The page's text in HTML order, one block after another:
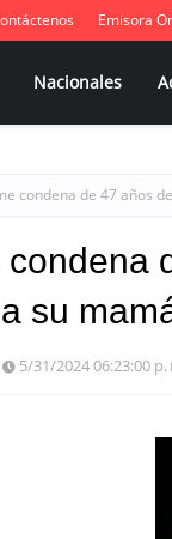
Emisora
Nacionales
condena de 47 años
condena
su
5/31/2024 06:23:00 p.